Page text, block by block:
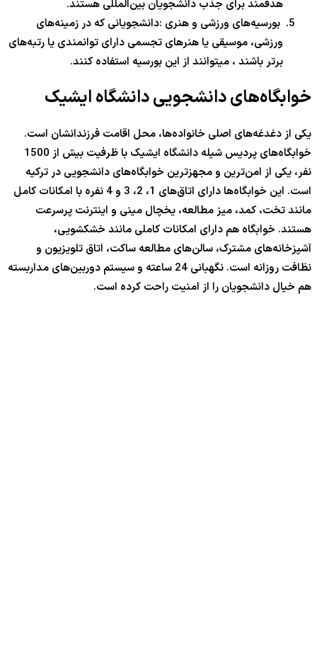
هدفمند برای جذب دانشجویان بین‌المللی هستند.
بورسیه‌های ورزشی و هنری :دانشجویانی که در زمینه‌های
ورزشی، موسیقی یا هنرهای تجسمی دارای توانمندی یا رتبه‌های
برتر باشند ، میتوانند از این بورسیه استفاده کنند.
خوابگاه‌های دانشجویی دانشگاه ایشیک
یکی از دغدغه‌های اصلی خانواده‌ها، محل اقامت فرزندانشان است.
خوابگاه‌های پردیس شیله دانشگاه ایشیک با ظرفیت بیش از 1500
نفر، یکی از امن‌ترین و مجهزترین خوابگاه‌های دانشجویی در ترکیه
است. این خوابگاه‌ها دارای اتاق‌های 1، 2، 3 و 4 نفره با امکانات کامل
مانند تخت، کمد، میز مطالعه، یخچال مینی و اینترنت پرسرعت
هستند. خوابگاه هم دارای امکانات کاملی مانند خشکشویی،
آشپزخانه‌های مشترک، سالن‌های مطالعه ساکت، اتاق تلویزیون و
نظافت روزانه است. نگهبانی 24 ساعته و سیستم دوربین‌های مداربسته
هم خیال دانشجویان را از امنیت راحت کرده است.